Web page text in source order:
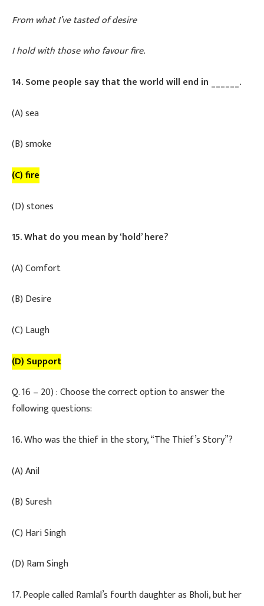
From what I’ve tasted of desire
I hold with those who favour fire.
14. Some people say that the world will end in ______.
​(A) sea
​(B) smoke
(C) fire
​(D) stones
15. What do you mean by ‘hold’ here?
​(A) Comfort
​(B) Desire
​(C) Laugh
(D) Support
Q. 16 – 20) : Choose the correct option to answer the
following questions:
​16. Who was the thief in the story, “The Thief’s Story”?
(A) Anil
(B) Suresh
(C) Hari Singh
(D) Ram Singh
​17. People called Ramlal’s fourth daughter as Bholi, but her